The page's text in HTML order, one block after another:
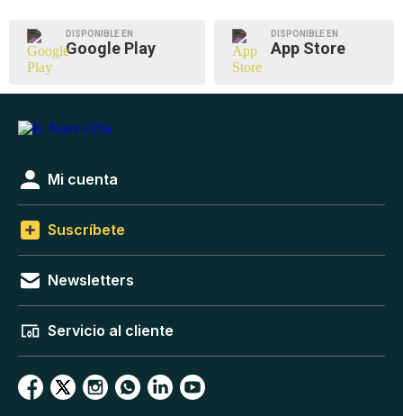
DISPONIBLE EN
Google Play
DISPONIBLE EN
App Store
Mi cuenta
Suscríbete
Newsletters
Servicio al cliente